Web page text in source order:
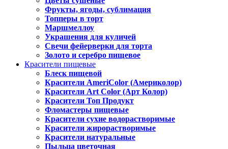
Фрукты, ягоды, сублимация
Топперы в торт
Маршмеллоу
Украшения для куличей
Свечи фейерверки для торта
Золото и серебро пищевое
Красители пищевые
Блеск пищевой
Красители AmeriColor (Америколор)
Красители Art Color (Арт Колор)
Красители Топ Продукт
Фломастеры пищевые
Красители сухие водорастворимые
Красители жирорастворимые
Красители натуральные
Пыльца цветочная